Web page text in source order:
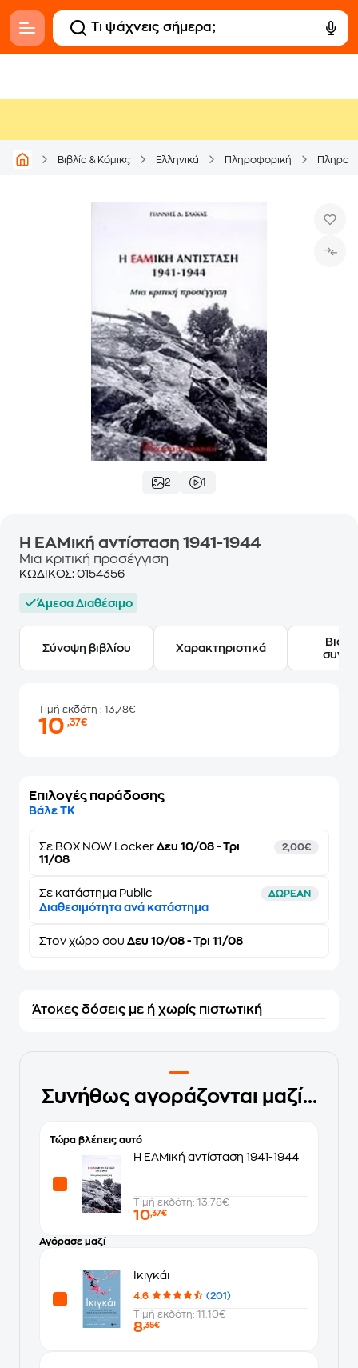
Βιβλία & Κόμικς Ελληνικά Πληροφορική
2 1
Η ΕΑΜική αντίσταση 1941-1944
Μια κριτική προσέγγιση
ΚΩΔΙΚΟΣ: 0154356
Άμεσα Διαθέσιμο
Σύνοψη βιβλίου Χαρακτηριστικά
Τιμή εκδότη : 13,78€
10,37€
Επιλογές παράδοσης
Βάλε ΤΚ
Σε BOX NOW Locker Δευ 10/08 - Τρι
11/08
2,00€
Σε κατάστημα Public ΔΩΡΕΑΝ
Διαθεσιμότητα ανά κατάστημα
Στον χώρο σου Δευ 10/08 - Τρι 11/08
Άτοκες δόσεις με ή χωρίς πιστωτική
Συνήθως αγοράζονται μαζί...
Τώρα βλέπεις αυτό
Η ΕΑΜική αντίσταση 1941-1944
Τιμή εκδότη: 13.78€
10,37€
Αγόρασε μαζί
Ικιγκάι
4.6
(201)
Τιμή εκδότη: 11.10€
8,35€